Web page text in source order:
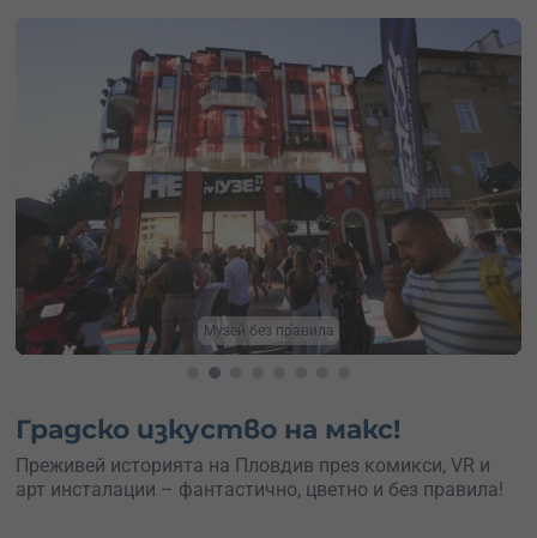
Дигитални изкуства
Градско изкуство на макс!
Преживей историята на Пловдив през комикси, VR и
арт инсталации – фантастично, цветно и без правила!